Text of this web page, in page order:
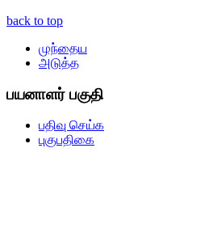
back to top
முந்தைய
அடுத்த
பயனாளர் பகுதி
பதிவு செய்க
புகுபதிகை